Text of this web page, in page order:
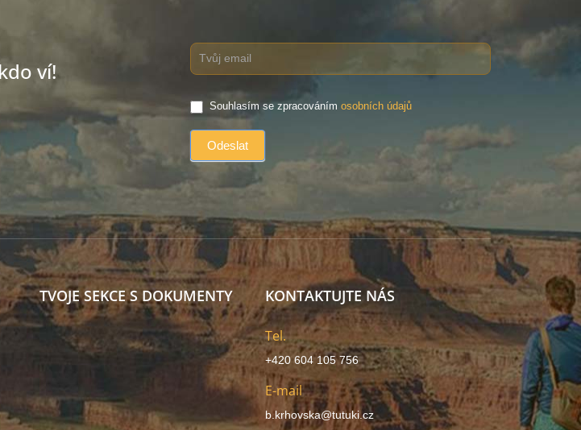
ví!
Souhlasím se zpracováním osobních údajů
TVOJE SEKCE S DOKUMENTY KONTAKTUJTE NÁS
Tel.
+420 604 105 756
E-mail
b.krhovska@tutuki.cz